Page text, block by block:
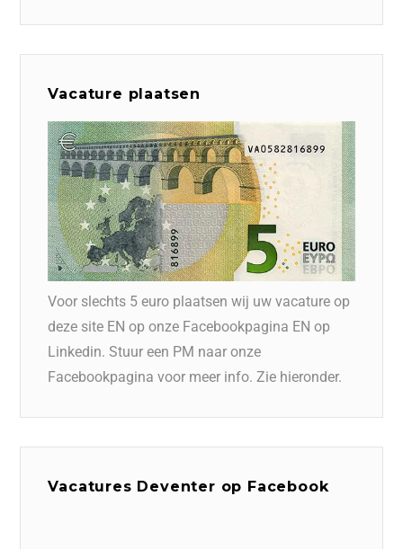
Vacature plaatsen
Voor slechts 5 euro plaatsen wij uw vacature op
deze site EN op onze Facebookpagina EN op
Linkedin. Stuur een PM naar onze
Facebookpagina voor meer info. Zie hieronder.
Vacatures Deventer op Facebook